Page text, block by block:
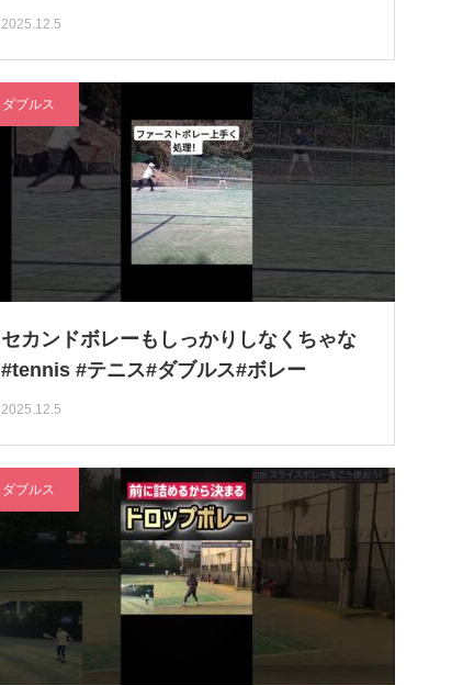
2025.12.5
ダブルス
セカンドボレーもしっかりしなくちゃな
#tennis #テニス#ダブルス#ボレー
2025.12.5
ダブルス